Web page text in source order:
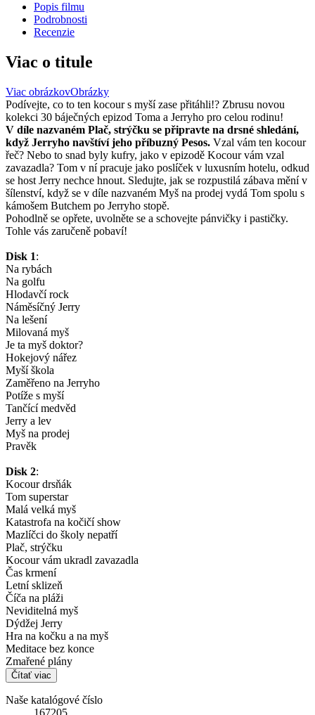
Popis filmu
Podrobnosti
Recenzie
Viac o titule
Viac obrázkovObrázky
Podívejte, co to ten kocour s myší zase přitáhli!? Zbrusu novou
kolekci 30 báječných epizod Toma a Jerryho pro celou rodinu!
V díle nazvaném Plač, strýčku se připravte na drsné shledání,
když Jerryho navštíví jeho příbuzný Pesos. Vzal vám ten kocour
řeč? Nebo to snad byly kufry, jako v epizodě Kocour vám vzal
zavazadla? Tom v ní pracuje jako poslíček v luxusním hotelu, odkud
se host Jerry nechce hnout. Sledujte, jak se rozpustilá zábava mění v
šílenství, když se v díle nazvaném Myš na prodej vydá Tom spolu s
kámošem Butchem po Jerryho stopě.
Pohodlně se opřete, uvolněte se a schovejte pánvičky i pastičky.
Tohle vás zaručeně pobaví!
Disk 1:
Na rybách
Na golfu
Hlodavčí rock
Náměsíčný Jerry
Na lešení
Milovaná myš
Je ta myš doktor?
Hokejový nářez
Myší škola
Zaměřeno na Jerryho
Potíže s myší
Tančící medvěd
Jerry a lev
Myš na prodej
Pravěk
Disk 2:
Kocour drsňák
Tom superstar
Malá velká myš
Katastrofa na kočičí show
Mazlíčci do školy nepatří
Plač, strýčku
Kocour vám ukradl zavazadla
Čas krmení
Letní sklizeň
Číča na pláži
Neviditelná myš
Dýdžej Jerry
Hra na kočku a na myš
Meditace bez konce
Zmařené plány
Čítať viac
Naše katalógové číslo